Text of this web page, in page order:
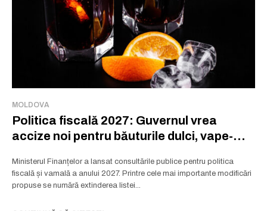
MOLDOVA
Politica fiscală 2027: Guvernul vrea
accize noi pentru băuturile dulci, vape-
Ministerul Finanțelor a lansat consultările publice pentru politica
fiscală și vamală a anului 2027. Printre cele mai importante modificări
propuse se numără extinderea listei...